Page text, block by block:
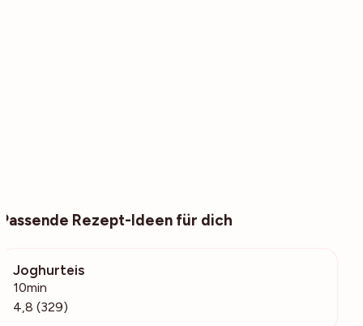
Passende Rezept-Ideen für dich
Joghurteis
10min
4,8 (329)